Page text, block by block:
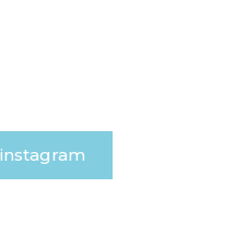
instagram